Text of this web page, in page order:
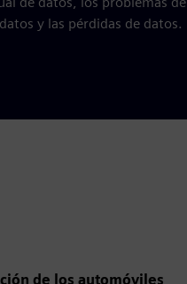
y las pérdidas de datos.
de los automóviles